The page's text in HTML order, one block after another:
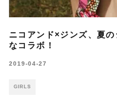
ニコアンド×ジンズ、夏
なコラボ！
2019-04-27
GIRLS